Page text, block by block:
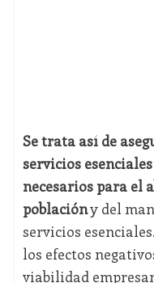
Se trata así de
servicios
necesarios para el
poblacióny del
servicios
los efectos
viabilidad